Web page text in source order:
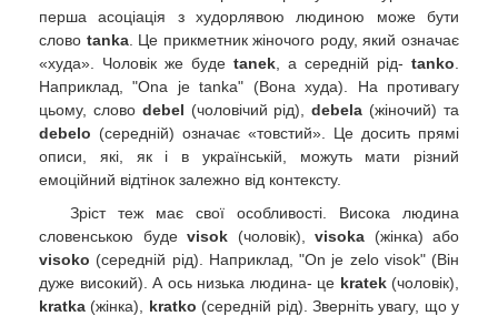
перша асоціація з худорлявою людиною може бути
слово tanka. Це прикметник жіночого роду, який означає
«худа». Чоловік же буде tanek, а середній рід- tanko.
Наприклад, "Ona je tanka" (Вона худа). На противагу
цьому, слово debel (чоловічий рід),debela (жіночий) та
debelo (середній) означає «товстий». Це досить прямі
описи, які, як і в українській, можуть мати різний
емоційний відтінок залежно від контексту.
Зріст теж має свої особливості. Висока людина
словенською буде visok (чоловік), visoka (жінка) або
visoko (середній рід). Наприклад, "On je zelo visok" (Він
дуже високий). А ось низька людина- це kratek(чоловік),
kratka (жінка), kratko (середній рід). Зверніть увагу, що у